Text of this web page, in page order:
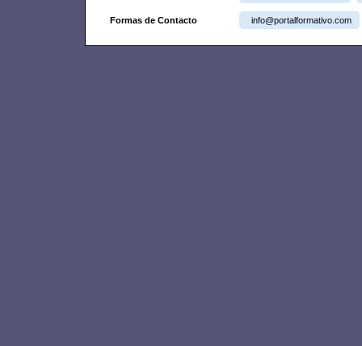
Formas de Contacto info@portalformativo.com